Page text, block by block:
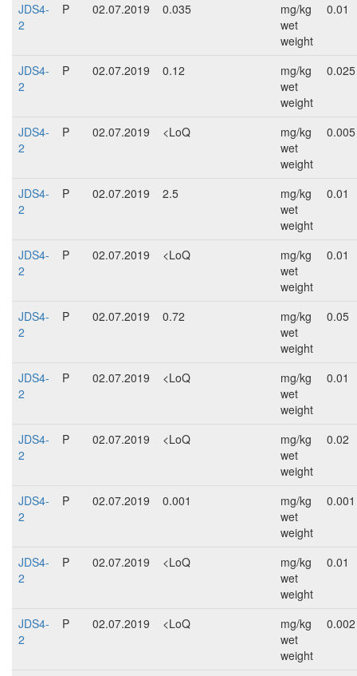
JDS4-
2
P 02.07.2019 0.035
mg/kg
wet
weight
0.01
JDS4-
2
P 02.07.2019 0.12
mg/kg
wet
weight
0.025
JDS4-
2
P 02.07.2019 <LoQ
mg/kg
wet
weight
0.005
JDS4-
2
P 02.07.2019 2.5
mg/kg
wet
weight
0.01
JDS4-
2
P 02.07.2019 <LoQ
mg/kg
wet
weight
0.01
JDS4-
2
P 02.07.2019 0.72
mg/kg
wet
weight
0.05
JDS4-
2
P 02.07.2019 <LoQ
mg/kg
wet
weight
0.01
JDS4-
2
P 02.07.2019 <LoQ
mg/kg
wet
weight
0.02
JDS4-
2
P 02.07.2019 0.001
mg/kg
wet
weight
0.001
JDS4-
2
P 02.07.2019 <LoQ
mg/kg
wet
weight
0.01
JDS4-
2
P 02.07.2019 <LoQ
mg/kg
wet
weight
0.002